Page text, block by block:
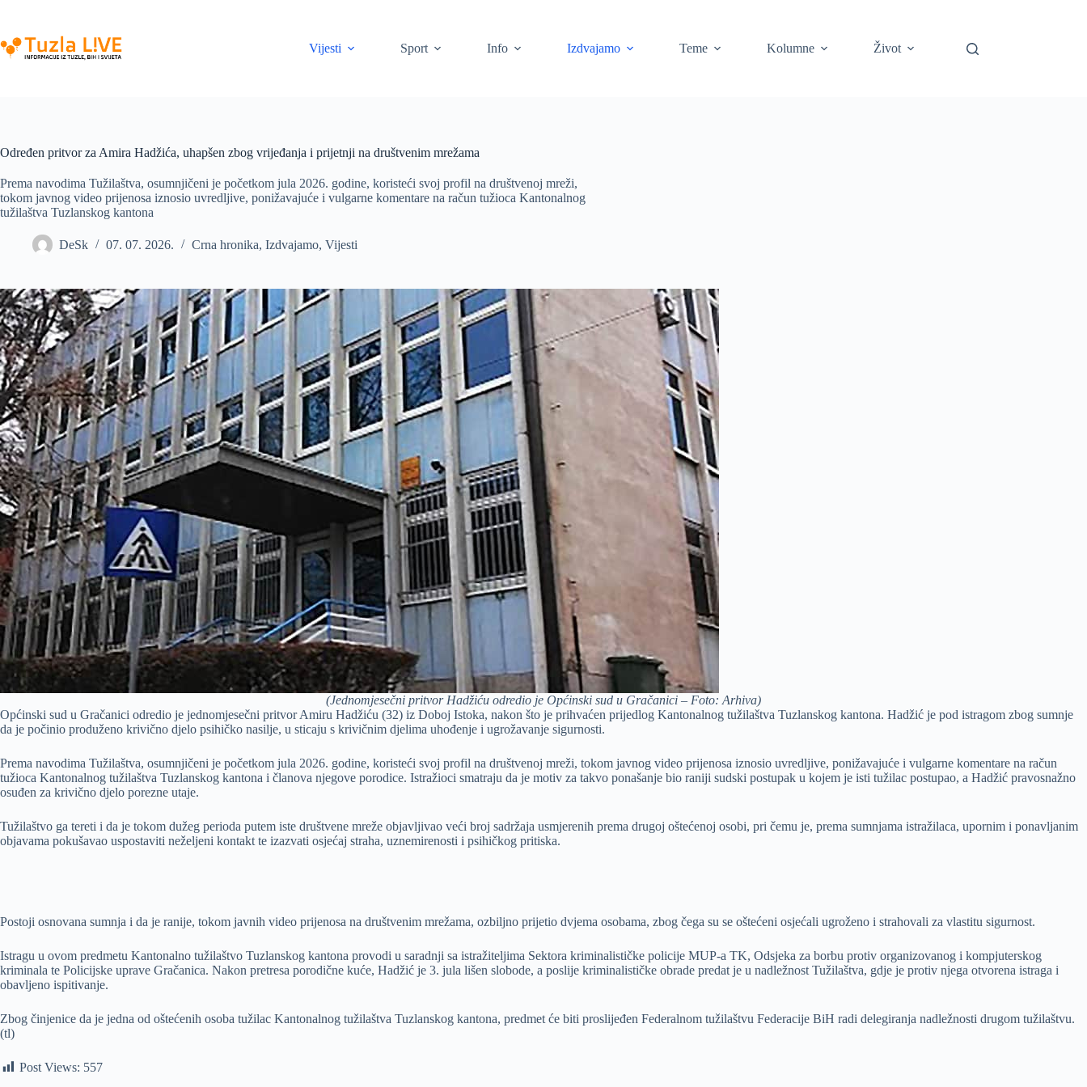
content
Vijesti
Sport Info Izdvajamo Teme Kolumne Život
Određen pritvor za Amira Hadžića, uhapšen zbog vrijeđanja i prijetnji na društvenim mrežama
Prema navodima Tužilaštva, osumnjičeni je početkom jula 2026. godine, koristeći svoj profil na društvenoj mreži,
tokom javnog video prijenosa iznosio uvredljive, ponižavajuće i vulgarne komentare na račun tužioca Kantonalnog
tužilaštva Tuzlanskog kantona
DeSk 07. 07. 2026. Crna hronika, Izdvajamo, Vijesti
(Jednomjesečni pritvor Hadžiću odredio je Općinski sud u Gračanici – Foto: Arhiva)
Općinski sud u Gračanici odredio je jednomjesečni pritvor Amiru Hadžiću (32) iz Doboj Istoka, nakon što je prihvaćen prijedlog Kantonalnog tužilaštva Tuzlanskog kantona. Hadžić je pod istragom zbog sumnje
da je počinio produženo krivično djelo psihičko nasilje, u sticaju s krivičnim djelima uhođenje i ugrožavanje sigurnosti.
Prema navodima Tužilaštva, osumnjičeni je početkom jula 2026. godine, koristeći svoj profil na društvenoj mreži, tokom javnog video prijenosa iznosio uvredljive, ponižavajuće i vulgarne komentare na račun
tužioca Kantonalnog tužilaštva Tuzlanskog kantona i članova njegove porodice. Istražioci smatraju da je motiv za takvo ponašanje bio raniji sudski postupak u kojem je isti tužilac postupao, a Hadžić pravosnažno
osuđen za krivično djelo porezne utaje.
Tužilaštvo ga tereti i da je tokom dužeg perioda putem iste društvene mreže objavljivao veći broj sadržaja usmjerenih prema drugoj oštećenoj osobi, pri čemu je, prema sumnjama istražilaca, upornim i ponavljanim
objavama pokušavao uspostaviti neželjeni kontakt te izazvati osjećaj straha, uznemirenosti i psihičkog pritiska.
Postoji osnovana sumnja i da je ranije, tokom javnih video prijenosa na društvenim mrežama, ozbiljno prijetio dvjema osobama, zbog čega su se oštećeni osjećali ugroženo i strahovali za vlastitu sigurnost.
Istragu u ovom predmetu Kantonalno tužilaštvo Tuzlanskog kantona provodi u saradnji sa istražiteljima Sektora kriminalističke policije MUP-a TK, Odsjeka za borbu protiv organizovanog i kompjuterskog
kriminala te Policijske uprave Gračanica. Nakon pretresa porodične kuće, Hadžić je 3. jula lišen slobode, a poslije kriminalističke obrade predat je u nadležnost Tužilaštva, gdje je protiv njega otvorena istraga i
obavljeno ispitivanje.
Zbog činjenice da je jedna od oštećenih osoba tužilac Kantonalnog tužilaštva Tuzlanskog kantona, predmet će biti proslijeđen Federalnom tužilaštvu Federacije BiH radi delegiranja nadležnosti drugom tužilaštvu.
(tl)
Post Views: 557